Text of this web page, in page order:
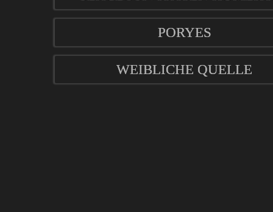
PORYES
WEIBLICHE QUELLE